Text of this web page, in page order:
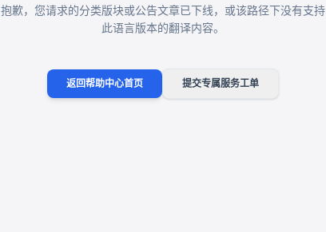
抱歉，您请求的分类版块或公告文章已下线，或该路径下没有支持
此语言版本的翻译内容。
返回帮助中心首页 提交专属服务工单